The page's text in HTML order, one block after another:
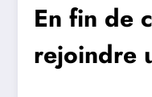
En fin de
rejoindre